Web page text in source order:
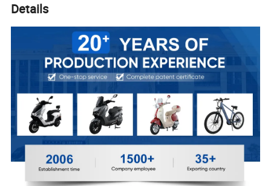
Details